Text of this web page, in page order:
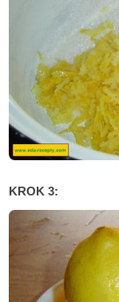
KROK 3: